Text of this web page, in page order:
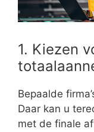
1. Kiezen
Bepaalde
Daar kan u
met de finale